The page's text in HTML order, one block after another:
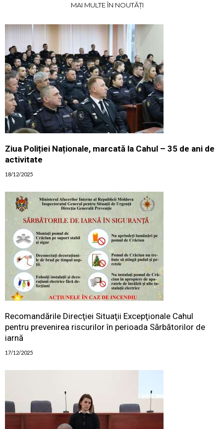
MAI MULTE ÎN NOUTĂȚI
Ziua Poliției Naționale, marcată la Cahul – 35 de ani de
activitate
18/12/2025
Recomandările Direcţiei Situaţii Excepţionale Cahul
pentru prevenirea riscurilor în perioada Sărbătorilor de
iarnă
17/12/2025